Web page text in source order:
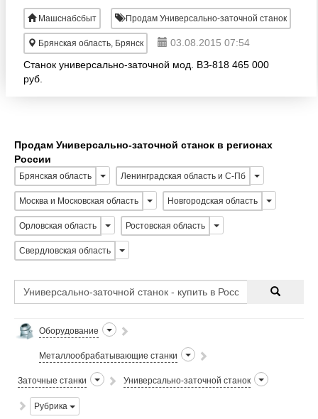
Машснабсбыт Продам Универсально-заточной станок
Брянская область, Брянск
03.08.2015 07:54
Станок универсально-заточной мод. ВЗ-818 465 000
руб.
Продам Универсально-заточной станок в регионах
России
Брянская область Ленинградская область и С-Пб
Москва и Московская область Новгородская область
Орловская область Ростовская область
Свердловская область
Оборудование
Металлообрабатывающие станки
Заточные станки Универсально-заточной станок
Рубрика